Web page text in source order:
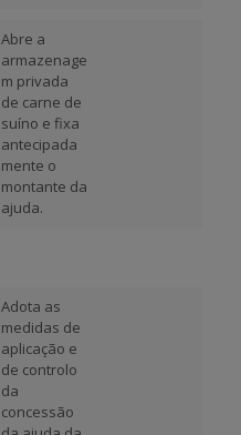
Abre a
armazenage
m privada
de carne de
suíno e fixa
antecipada
mente o
montante da
ajuda.
Adota as
medidas de
aplicação e
de controlo
da
concessão